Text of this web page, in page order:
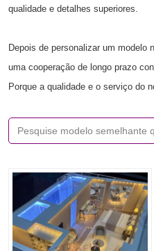
qualidade e detalhes superiores.
Depois de personalizar um modelo
uma cooperação de longo prazo
Porque a qualidade e o serviço do